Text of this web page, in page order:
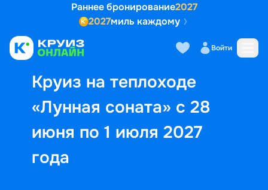
Раннее бронирование2027
2027миль каждому
Войти
Круиз на теплоходе
«Лунная соната» с 28
июня по 1 июля 2027
года
Выбор кают Маршрут и